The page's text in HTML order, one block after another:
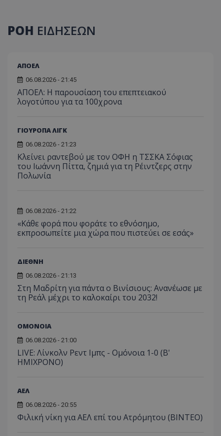
ΡΟΗ ΕΙΔΗΣΕΩΝ
ΑΠΟΕΛ
06.08.2026 - 21:45
ΑΠΟΕΛ: Η παρουσίαση του επεπτειακού
λογοτύπου για τα 100χρονα
ΓΙΟΥΡΟΠΑ ΛΙΓΚ
06.08.2026 - 21:23
Κλείνει ραντεβού με τον ΟΦΗ η ΤΣΣΚΑ Σόφιας
του Ιωάννη Πίττα, ζημιά για τη Ρέιντζερς στην
Πολωνία
06.08.2026 - 21:22
«Κάθε φορά που φοράτε το εθνόσημο,
εκπροσωπείτε μια χώρα που πιστεύει σε εσάς»
ΔΙΕΘΝΗ
06.08.2026 - 21:13
Στη Μαδρίτη για πάντα ο Βινίσιους: Ανανέωσε με
τη Ρεάλ μέχρι το καλοκαίρι του 2032!
ΟΜΟΝΟΙΑ
06.08.2026 - 21:00
LIVE: Λίνκολν Ρεντ Ιμπς - Ομόνοια 1-0 (Β'
ΗΜΙΧΡΟΝΟ)
ΑΕΛ
06.08.2026 - 20:55
Φιλική νίκη για ΑΕΛ επί του Ατρόμητου (BINTEO)